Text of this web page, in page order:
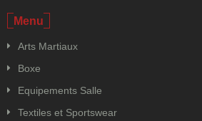
Menu
Arts Martiaux
Boxe
Equipements Salle
Textiles et Sportswear